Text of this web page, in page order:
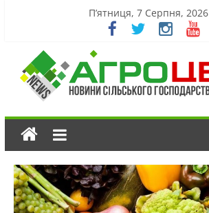
П’ятниця, 7 Серпня, 2026